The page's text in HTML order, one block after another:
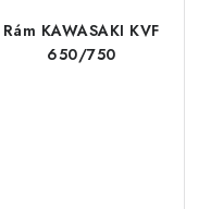
Rám KAWASAKI KVF
650/750